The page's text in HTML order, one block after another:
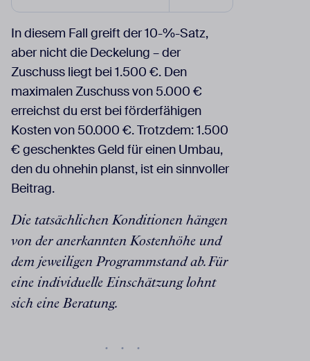
In diesem Fall greift der 10-%-Satz,
aber nicht die Deckelung – der
Zuschuss liegt bei 1.500 €. Den
maximalen Zuschuss von 5.000 €
erreichst du erst bei förderfähigen
Kosten von 50.000 €. Trotzdem: 1.500
€ geschenktes Geld für einen Umbau,
den du ohnehin planst, ist ein sinnvoller
Beitrag.
Die tatsächlichen Konditionen hängen
von der anerkannten Kostenhöhe und
dem jeweiligen Programmstand ab. Für
eine individuelle Einschätzung lohnt
sich eine Beratung.